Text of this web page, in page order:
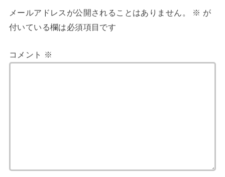
メールアドレスが公開されることはありません。 ※ が
付いている欄は必須項目です
コメント ※